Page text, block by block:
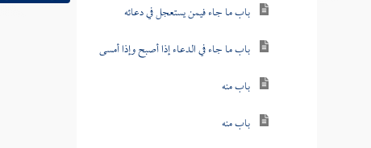
باب ما جاء فيمن يستعجل في دعائه
باب ما جاء في الدعاء إذا أصبح وإذا أمسى
باب منه
باب منه